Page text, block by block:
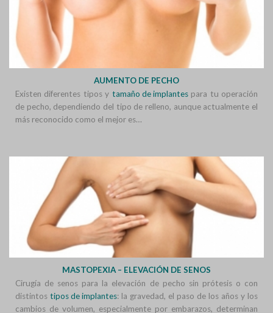
AUMENTO DE PECHO
Existen diferentes tipos y tamaño de implantespara tu operación
de pecho, dependiendo del tipo de relleno, aunque actualmente el
más reconocido como el mejor es…
MASTOPEXIA – ELEVACIÓN DE SENOS
Cirugía de senos para la elevación de pecho sin prótesis o con
distintos tipos de implantes: la gravedad, el paso de los años y los
cambios de volumen, especialmente por embarazos, determinan